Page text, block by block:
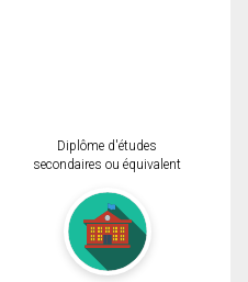
Diplôme d'études
secondaires ou équivalent